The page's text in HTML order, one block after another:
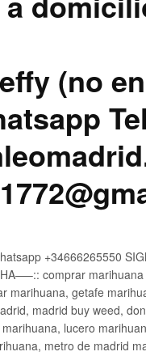
(no
+34666265550
comprar
marihuana, getafe
madrid buy weed,
lucero
metro de madrid